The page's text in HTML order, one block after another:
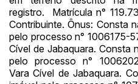
registro. Matrícula n°
Contribuinte. Ônus: Consta
pelo processo n° 1006175-
Cível de Jabaquara. Consta
pelo processo n°
Vara Cível de Jabaquara.
14/04/2025 18:43:11
14/04/2025 18:43:11
14/04/2025 18:43:11
Clique aqui para fazer login